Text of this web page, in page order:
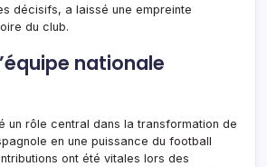
décisifs, a laissé une empreinte
du club.
nationale
un rôle central dans la transformation de
en une puissance du football
ont été vitales lors des